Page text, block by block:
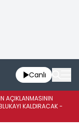
Canlı
AÇIKLANMASININ
KALDIRACAK -